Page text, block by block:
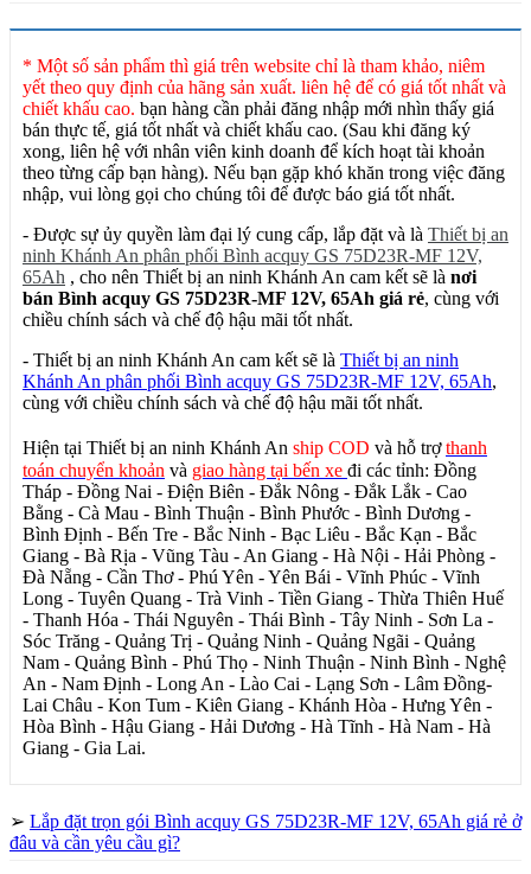
* Một số sản phẩm thì giá trên website chỉ là tham khảo, niêm
yết theo quy định của hãng sản xuất. liên hệ để có giá tốt nhất và
chiết khấu cao. bạn hàng cần phải đăng nhập mới nhìn thấy giá
bán thực tế, giá tốt nhất và chiết khấu cao. (Sau khi đăng ký
xong, liên hệ với nhân viên kinh doanh để kích hoạt tài khoản
theo từng cấp bạn hàng). Nếu bạn gặp khó khăn trong việc đăng
nhập, vui lòng gọi cho chúng tôi để được báo giá tốt nhất.
- Được sự ủy quyền làm đại lý cung cấp, lắp đặt và là Thiết bị an
ninh Khánh An phân phối Bình acquy GS 75D23R-MF 12V,
65Ah , cho nên Thiết bị an ninh Khánh An cam kết sẽ là nơi
bán Bình acquy GS 75D23R-MF 12V, 65Ah giá rẻ, cùng với
chiều chính sách và chế độ hậu mãi tốt nhất.
- Thiết bị an ninh Khánh An cam kết sẽ là Thiết bị an ninh
Khánh An phân phối Bình acquy GS 75D23R-MF 12V, 65Ah,
cùng với chiều chính sách và chế độ hậu mãi tốt nhất.
Hiện tại Thiết bị an ninh Khánh An ship COD và hỗ trợthanh
toán chuyển khoản và giao hàng tại bến xe đi các tỉnh: Đồng
Tháp - Đồng Nai - Điện Biên - Đắk Nông - Đắk Lắk - Cao
Bằng - Cà Mau - Bình Thuận - Bình Phước - Bình Dương -
Bình Định - Bến Tre - Bắc Ninh - Bạc Liêu - Bắc Kạn - Bắc
Giang - Bà Rịa - Vũng Tàu - An Giang - Hà Nội - Hải Phòng -
Đà Nẵng - Cần Thơ - Phú Yên - Yên Bái - Vĩnh Phúc - Vĩnh
Long - Tuyên Quang - Trà Vinh - Tiền Giang - Thừa Thiên Huế
- Thanh Hóa - Thái Nguyên - Thái Bình - Tây Ninh - Sơn La -
Sóc Trăng - Quảng Trị - Quảng Ninh - Quảng Ngãi - Quảng
Nam - Quảng Bình - Phú Thọ - Ninh Thuận - Ninh Bình - Nghệ
An - Nam Định - Long An - Lào Cai - Lạng Sơn - Lâm Đồng-
Lai Châu - Kon Tum - Kiên Giang - Khánh Hòa - Hưng Yên -
Hòa Bình - Hậu Giang - Hải Dương - Hà Tĩnh - Hà Nam - Hà
Giang - Gia Lai.
➢ Lắp đặt trọn gói Bình acquy GS 75D23R-MF 12V, 65Ah giá rẻ ở
đâu và cần yêu cầu gì?